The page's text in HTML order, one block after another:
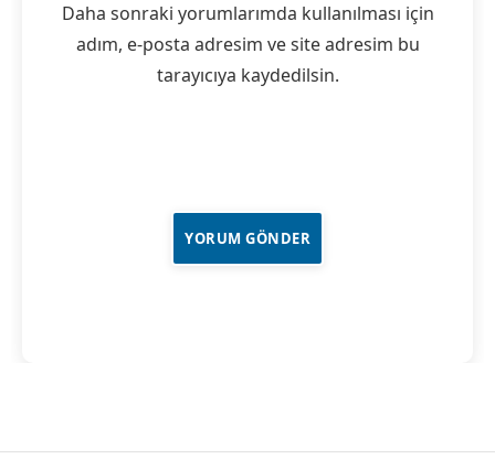
Daha sonraki yorumlarımda kullanılması için
adım, e-posta adresim ve site adresim bu
tarayıcıya kaydedilsin.